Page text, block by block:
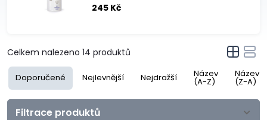
245 Kč
Celkem nalezeno 14 produktů
Doporučené Nejlevnější Nejdražší Název
(A-Z)
Název
(Z-A)
Filtrace produktů